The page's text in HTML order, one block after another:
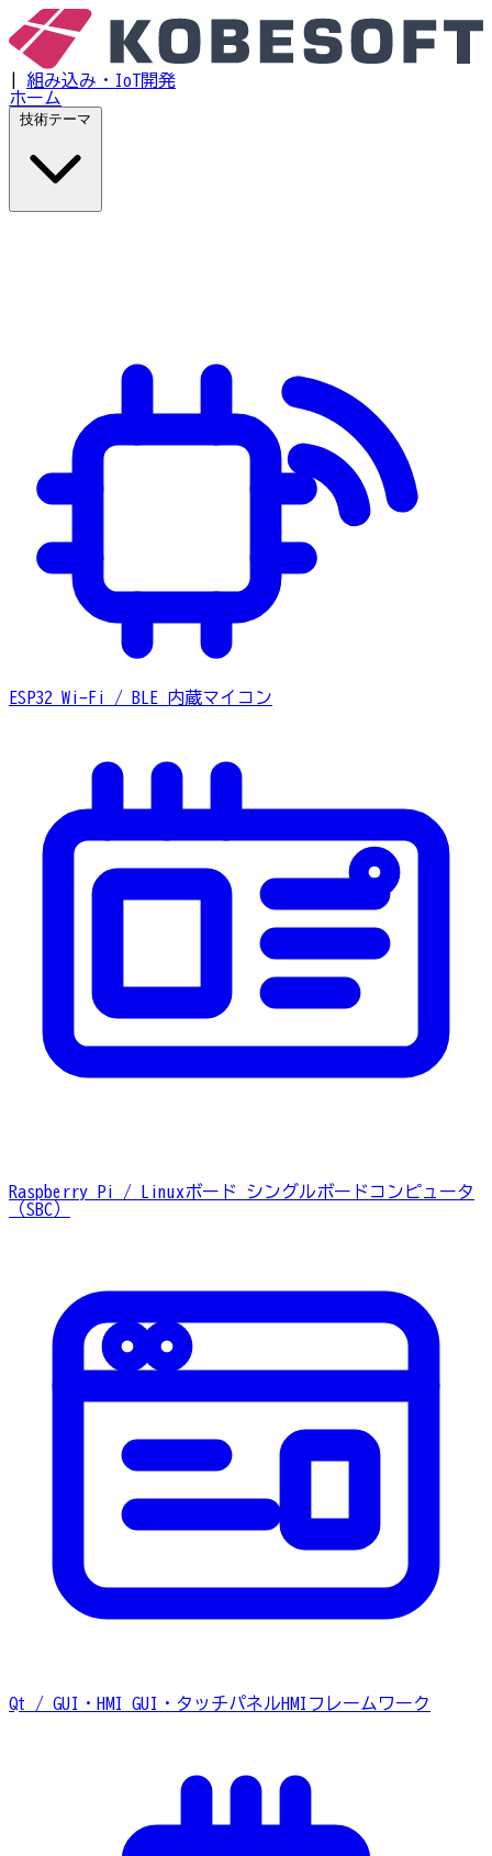
組み込み・IoT開発
ホーム
ESP32 Wi-Fi / BLE 内蔵マイコン
Raspberry Pi / Linuxボード
シングルボードコンピュータ
（SBC）
Qt / GUI・HMI GUI・タッチパネルHMIフレームワーク